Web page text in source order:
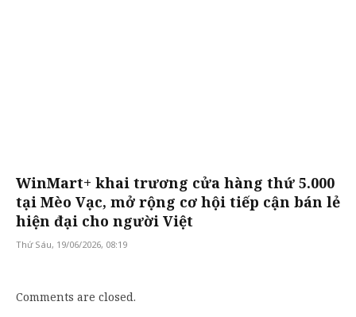
WinMart+ khai trương cửa hàng thứ 5.000
tại Mèo Vạc, mở rộng cơ hội tiếp cận bán lẻ
hiện đại cho người Việt
Thứ Sáu, 19/06/2026, 08:19
Comments are closed.